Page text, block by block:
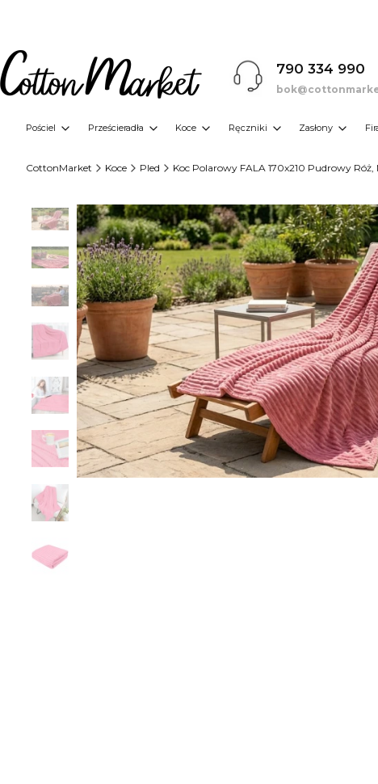
790 334 990
Pościel Prześcieradła Koce Ręczniki Zasłony
CottonMarket Koce Pled Koc Polarowy FALA 170x210 Pudrowy